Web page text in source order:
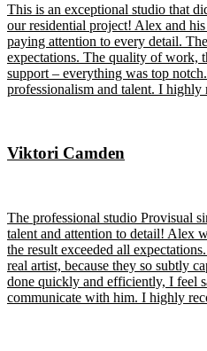
This is an exceptional studio that
our residential project! Alex and
paying attention to every detail.
expectations. The quality of work,
support – everything was top
professionalism and talent. I highly
Viktori Camden
The professional studio Provisual
talent and attention to detail! Alex
the result exceeded all
real artist, because they so subtly
done quickly and efficiently, I feel
communicate with him. I highly